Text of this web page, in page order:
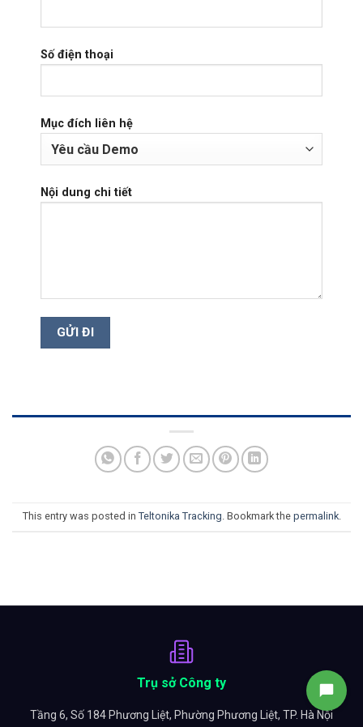
Số điện thoại
Mục đích liên hệ
Nội dung chi tiết
This entry was posted in Teltonika Tracking. Bookmark the permalink.
Trụ sở Công ty
Tầng 6, Số 184 Phương Liệt, Phường Phương Liệt, TP. Hà Nội